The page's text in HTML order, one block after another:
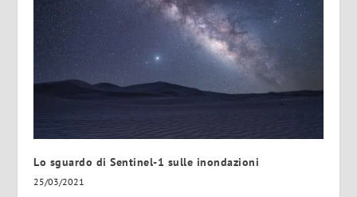
Lo sguardo di Sentinel-1 sulle inondazioni
25/03/2021